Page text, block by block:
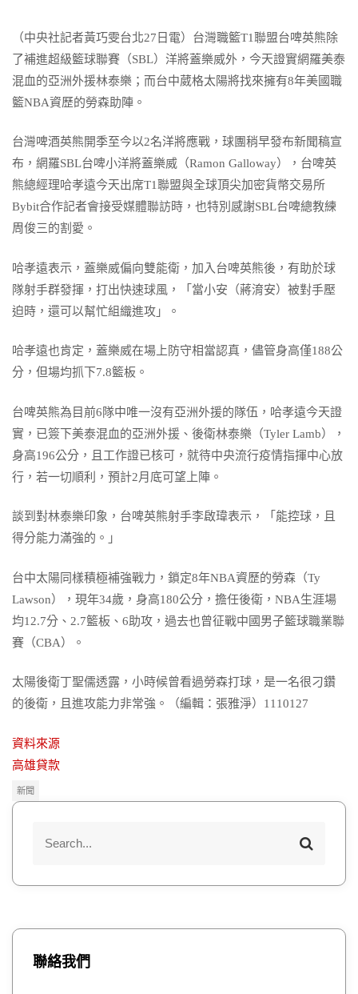
（中央社記者黃巧雯台北27日電）台灣職籃T1聯盟台啤英熊除
了補進超級籃球聯賽（SBL）洋將蓋樂威外，今天證實網羅美泰
混血的亞洲外援林泰樂；而台中葳格太陽將找來擁有8年美國職
籃NBA資歷的勞森助陣。
台灣啤酒英熊開季至今以2名洋將應戰，球團稍早發布新聞稿宣
布，網羅SBL台啤小洋將蓋樂威（Ramon Galloway），台啤英
熊總經理哈孝遠今天出席T1聯盟與全球頂尖加密貨幣交易所
Bybit合作記者會接受媒體聯訪時，也特別感謝SBL台啤總教練
周俊三的割愛。
哈孝遠表示，蓋樂威偏向雙能衛，加入台啤英熊後，有助於球
隊射手群發揮，打出快速球風，「當小安（蔣淯安）被對手壓
迫時，還可以幫忙組織進攻」。
哈孝遠也肯定，蓋樂威在場上防守相當認真，儘管身高僅188公
分，但場均抓下7.8籃板。
台啤英熊為目前6隊中唯一沒有亞洲外援的隊伍，哈孝遠今天證
實，已簽下美泰混血的亞洲外援、後衛林泰樂（Tyler Lamb），
身高196公分，且工作證已核可，就待中央流行疫情指揮中心放
行，若一切順利，預計2月底可望上陣。
談到對林泰樂印象，台啤英熊射手李啟瑋表示，「能控球，且
得分能力滿強的。」
台中太陽同樣積極補強戰力，鎖定8年NBA資歷的勞森（Ty
Lawson），現年34歲，身高180公分，擔任後衛，NBA生涯場
均12.7分、2.7籃板、6助攻，過去也曾征戰中國男子籃球職業聯
賽（CBA）。
太陽後衛丁聖儒透露，小時候曾看過勞森打球，是一名很刁鑽
的後衛，且進攻能力非常強。（編輯：張雅淨）1110127
資料來源
高雄貸款
新聞
f
S
r
聯絡我們